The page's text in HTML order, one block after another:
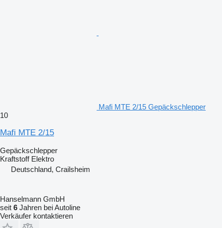
Mafi MTE 2/15 Gepäckschlepper
10
Mafi MTE 2/15
Gepäckschlepper
Kraftstoff Elektro
Deutschland, Crailsheim
Hanselmann GmbH
seit 6 Jahren bei Autoline
Verkäufer kontaktieren